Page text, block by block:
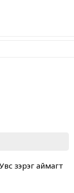
зэрэг аймагт